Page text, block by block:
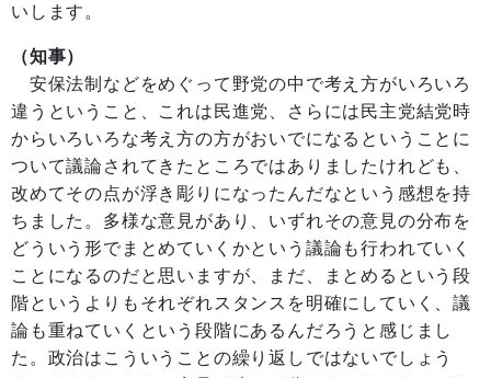
いします。
（知事）
安保法制などをめぐって野党の中で考え方がいろいろ
違うということ、これは民進党、さらには民主党結党時
からいろいろな考え方の方がおいでになるということに
ついて議論されてきたところではありましたけれども、
改めてその点が浮き彫りになったんだなという感想を持
ちました。多様な意見があり、いずれその意見の分布を
どういう形でまとめていくかという議論も行われていく
ことになるのだと思いますが、まだ、まとめるという段
階というよりもそれぞれスタンスを明確にしていく、議
論も重ねていくという段階にあるんだろうと感じまし
た。政治はこういうことの繰り返しではないでしょう